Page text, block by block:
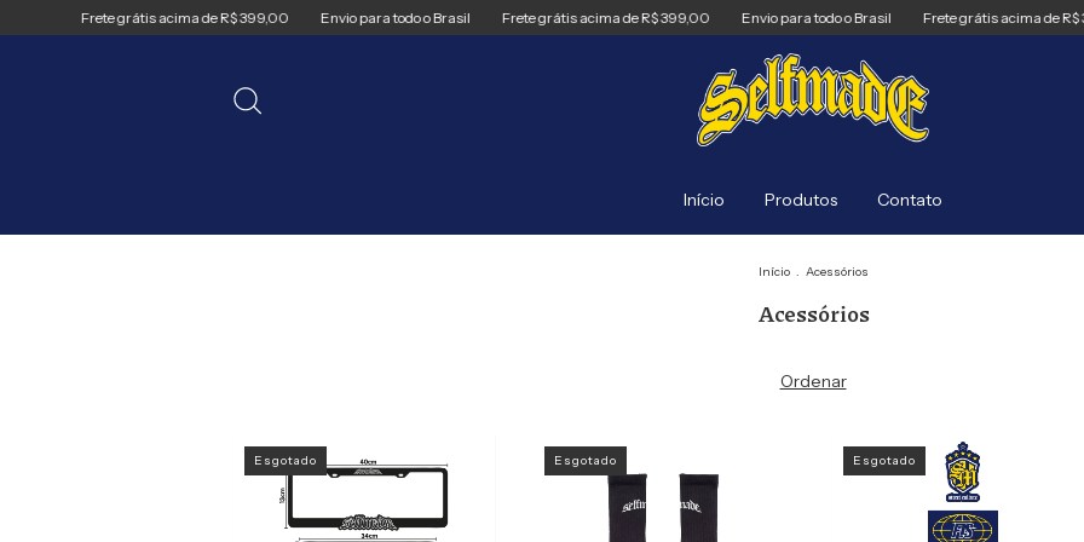
Frete grátis acima de R$ 399,00 Envio para todo o Brasil Frete grátis acima de R$ 399,00 Envio para todo o Brasil Frete grátis acima de R$
Início Produtos Contato
Início . Acessórios
Acessórios
Ordenar
Esgotado Esgotado Esgotado